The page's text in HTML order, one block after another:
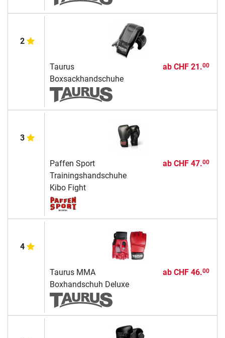
2
Taurus
Boxsackhandschuhe
ab CHF 21.00
3
Paffen Sport
Trainingshandschuhe
Kibo Fight
ab CHF 47.00
4
Taurus MMA
Boxhandschuh Deluxe
ab CHF 46.00